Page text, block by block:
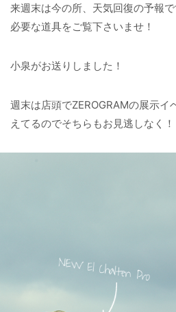
来週末は今の所、天気回復の予報
必要な道具をご覧下さいませ！
小泉がお送りしました！
週末は店頭でZEROGRAMの展示イ
えてるのでそちらもお見逃しなく！